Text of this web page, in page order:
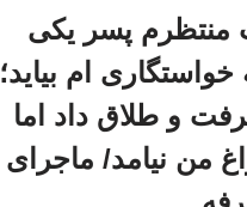
پسر یکی
خواستگاری ام بیاید؛
و طلاق داد اما
من نیامد/ ماجرای